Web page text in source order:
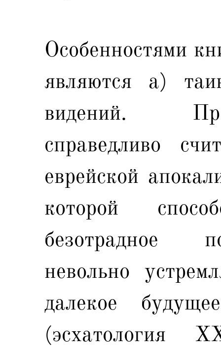
Особенностями
являются а)
видений.
справедливо
еврейской
которой
безотрадное
невольно
далекое
(эсхатология